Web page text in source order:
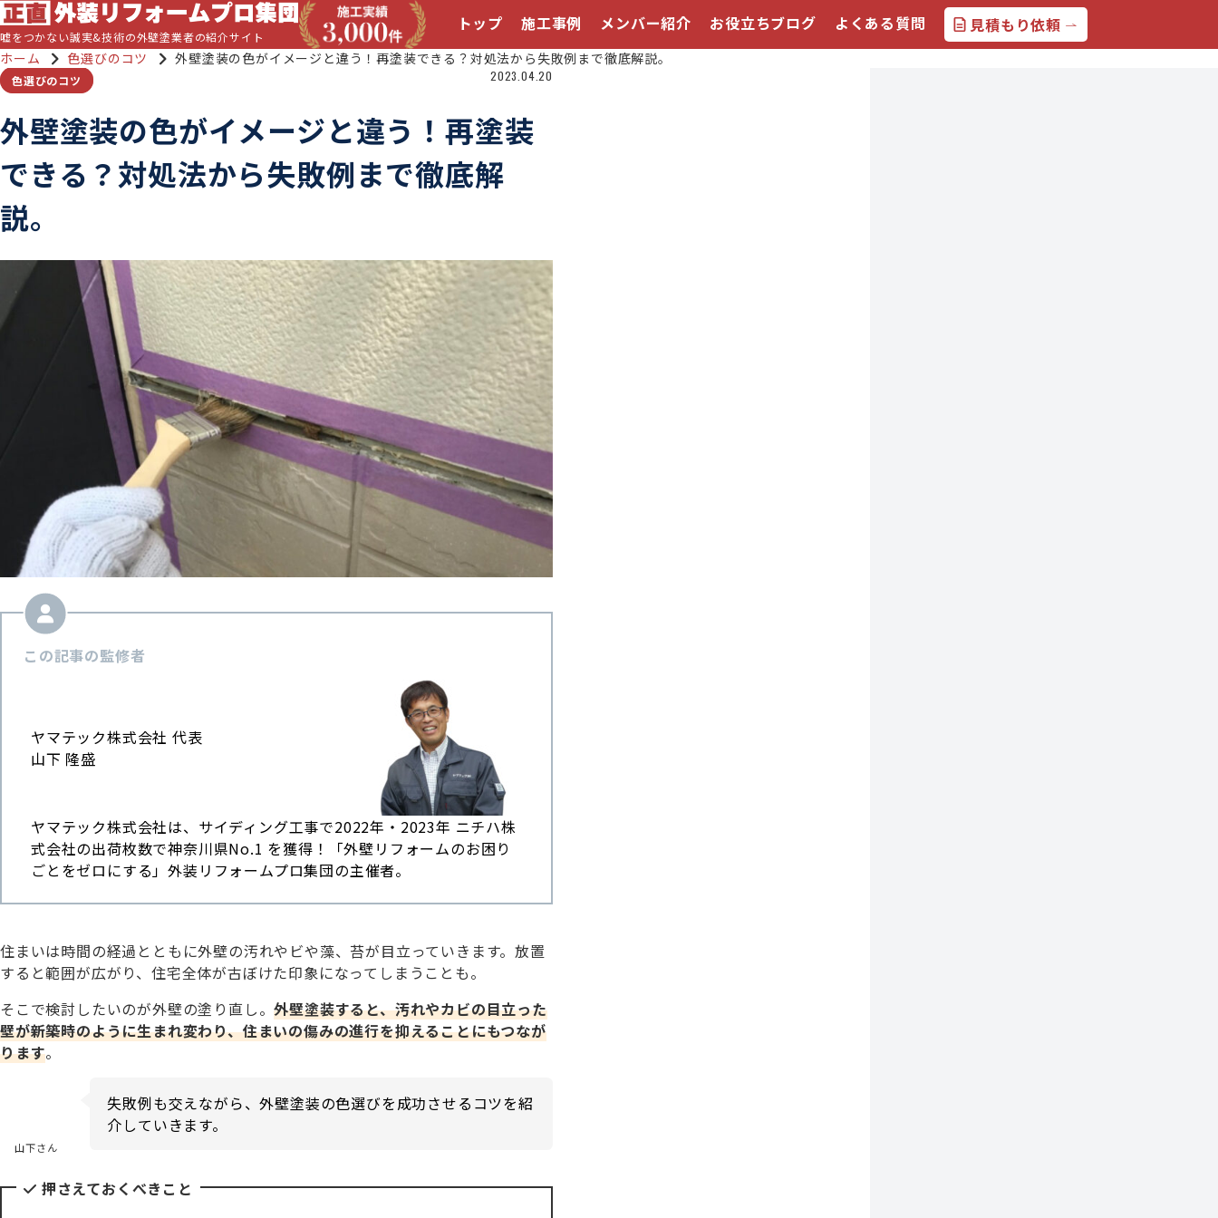
嘘をつかない誠実&技術の外壁塗業者の紹介サイト
トップ 施工事例 メンバー紹介 お役立ちブログ よくある質問 見積もり依頼
ホーム 色選びのコツ 外壁塗装の色がイメージと違う！再塗装できる？対処法から失敗例まで徹底解説。
色選びのコツ 2023.04.20
外壁塗装の色がイメージと違う！再塗装
できる？対処法から失敗例まで徹底解
説。
この記事の監修者
ヤマテック株式会社 代表
山下 隆盛
ヤマテック株式会社は、サイディング工事で2022年・2023年 ニチハ株
式会社の出荷枚数で神奈川県No.1 を獲得！「外壁リフォームのお困り
ごとをゼロにする」外装リフォームプロ集団の主催者。
住まいは時間の経過とともに外壁の汚れやビや藻、苔が目立っていきます。放置
すると範囲が広がり、住宅全体が古ぼけた印象になってしまうことも。
そこで検討したいのが外壁の塗り直し。外壁塗装すると、汚れやカビの目立った
壁が新築時のように生まれ変わり、住まいの傷みの進行を抑えることにもつなが
ります。
山下さん
失敗例も交えながら、外壁塗装の色選びを成功させるコツを紹
介していきます。
押さえておくべきこと